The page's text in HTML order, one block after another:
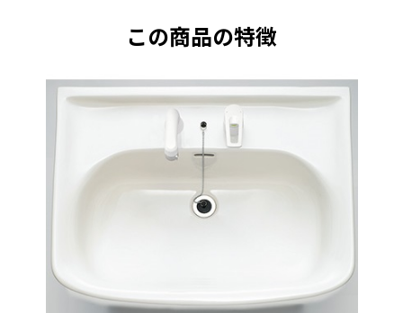
この商品の特徴